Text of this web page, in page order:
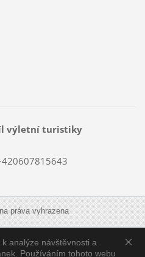
analýze návštěvnosti a
Používáním tohoto webu
výletní turistiky
práva vyhrazena
verzi